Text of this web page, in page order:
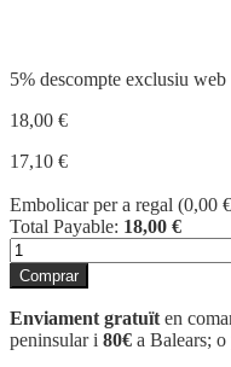
5% descompte exclusiu web
18,00 €
17,10 €
Embolicar per a regal (0,00 €
Total Payable: 18,00 €
quantitat
de
OBSTACLES
A
LA
FEINA??
Comprar
Enviament gratuït en
peninsular i 80€ a Balears;